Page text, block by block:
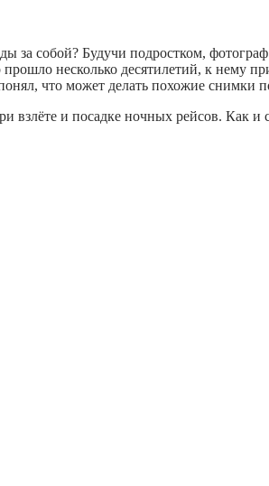
за собой? Будучи подростком,
несколько десятилетий, к нему
что может делать похожие
и посадке ночных рейсов. Как и